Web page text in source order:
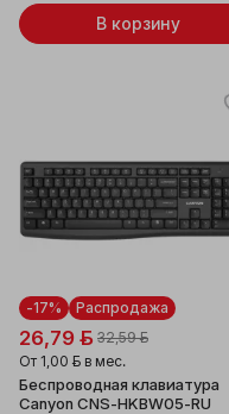
В корзину
Распродажа
-17%
26,79 ƃ 32,59 ƃ
От 1,00 ƃ в мес.
Беспроводная клавиатура
Canyon CNS-HKBW05-RU